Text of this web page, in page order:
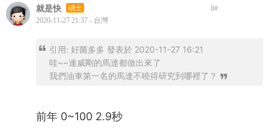
就是快 碩士 8#
2020-11-27 21:37 - 台灣
引用: 好菌多多 發表於 2020-11-27 16:21
哇~~連威剛的馬達都做出來了
我們油車第一名的馬達不曉得研究到哪裡了？
前年 0~100 2.9秒